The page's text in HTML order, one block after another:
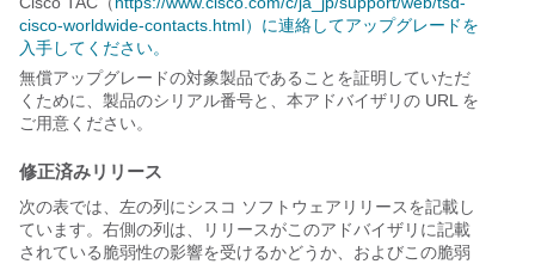
cisco-worldwide-contacts.html）に連絡してアップグレードを
入手してください。
無償アップグレードの対象製品であることを証明していただ
くために、製品のシリアル番号と、本アドバイザリの URL を
ご用意ください。
修正済みリリース
次の表では、左の列にシスコ ソフトウェアリリースを記載し
ています。右側の列は、リリースがこのアドバイザリに記載
されている脆弱性の影響を受けるかどうか、およびこの脆弱